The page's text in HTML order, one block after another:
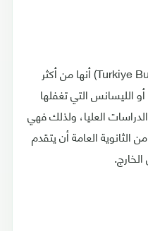
أكثر ما يميز المنحة التركية (Turkiye Burslari) أنها من أكثر
الليسانس التي تغفلها
العليا، ولذلك فهي
العامة أن يتقدم